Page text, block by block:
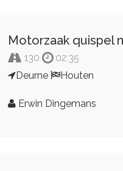
Motorzaak quispel
130
02:35
Deurne
Houten
Erwin Dingemans